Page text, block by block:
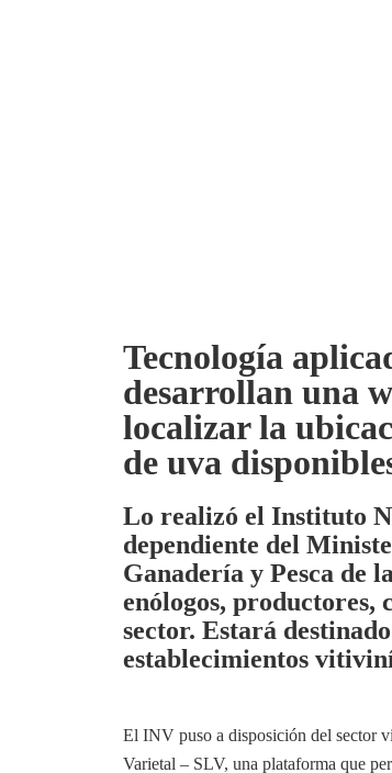
Tecnología
desarrollan una
localizar la
de uva
Lo realizó el Instituto
dependiente del
Ganadería y Pesca de
enólogos, productores,
sector. Estará
establecimientos
El INV puso a disposición del sector
Varietal – SLV, una plataforma que